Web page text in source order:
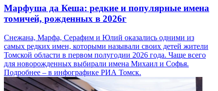
Марфуша да Кеша: редкие и популярные имена
томичей, рожденных в 2026г
Снежана, Марфа, Серафим и Юлий оказались одними из
самых редких имен, которыми называли своих детей жители
Томской области в первом полугодии 2026 года. Чаще всего
для новорожденных выбирали имена Михаил и Софья.
Подробнее – в инфографике РИА Томск.